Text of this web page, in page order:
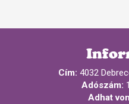
Cím: 4032
Adószám:
Adhat